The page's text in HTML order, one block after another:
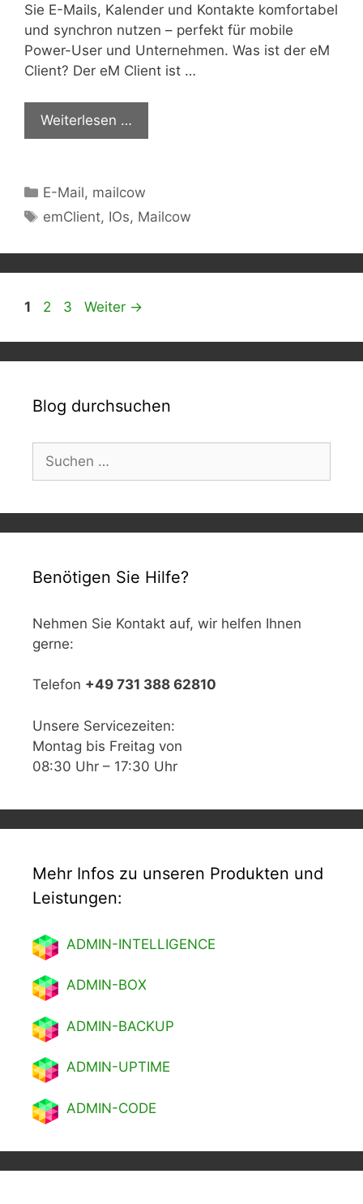
Sie E-Mails, Kalender und Kontakte komfortabel
und synchron nutzen – perfekt für mobile
Power-User und Unternehmen. Was ist der eM
Client? Der eM Client ist …
Weiterlesen …
Kategorien
E-Mail, mailcow
Schlagwörter
emClient, IOs, Mailcow
Seite
1 Seite
2 Seite
3 Weiter →
Blog durchsuchen
nach:
Benötigen Sie Hilfe?
Nehmen Sie Kontakt auf, wir helfen Ihnen
gerne:
Telefon +49 731 388 62810
Unsere Servicezeiten:
Montag bis Freitag von
08:30 Uhr – 17:30 Uhr
Mehr Infos zu unseren Produkten und
Leistungen:
ADMIN-INTELLIGENCE
ADMIN-BOX
ADMIN-BACKUP
ADMIN-UPTIME
ADMIN-CODE